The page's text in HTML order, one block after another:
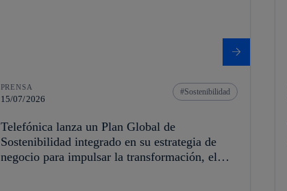
PRENSA
15/07/2026
Sostenibilidad
Telefónica lanza un Plan Global de
Sostenibilidad integrado en su estrategia de
negocio para impulsar la transformación, el